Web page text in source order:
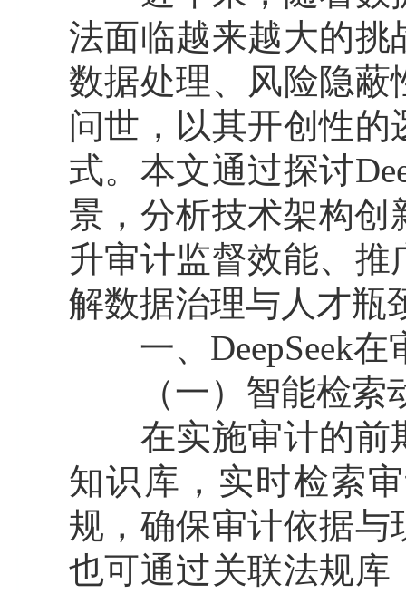
法面临越来越大的挑
数据处理、风险隐蔽
问世，以其开创性
式。本文通过探讨
景，分析技术架构
升审计监督效能、
解数据治理与人才瓶
一、DeepSeek在
（一）智能检索
在实施审计的前期
知识库，实时检索
规，确保审计依据
也可通过关联法规库